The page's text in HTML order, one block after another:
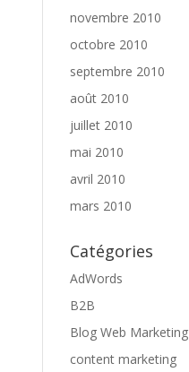
novembre 2010
octobre 2010
septembre 2010
août 2010
juillet 2010
mai 2010
avril 2010
mars 2010
Catégories
AdWords
B2B
Blog Web Marketing
content marketing